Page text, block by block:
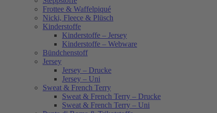
Frottee & Waffelpiqué
Nicki, Fleece & Plüsch
Kinderstoffe
Kinderstoffe – Jersey
Kinderstoffe – Webware
Bündchenstoff
Jersey
Jersey – Drucke
Jersey – Uni
Sweat & French Terry
Sweat & French Terry – Drucke
Sweat & French Terry – Uni